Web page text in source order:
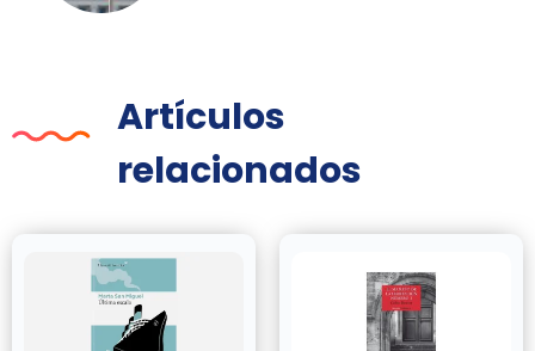
Artículos
relacionados